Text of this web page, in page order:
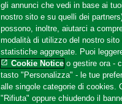
gli annunci che vedi in base ai
nostro sito e su quelli dei
possono, inoltre, aiutarci a
modalità di utilizzo del nostro sito
statistiche aggregate. Puoi
Cookie Notice o gestire ora -
tasto "Personalizza" - le tue
alle singole categorie di cookies.
"Rifiuta" oppure chiudendo il